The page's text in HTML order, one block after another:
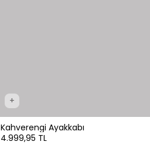
+
Kahverengi Ayakkabı
4.999,95 TL